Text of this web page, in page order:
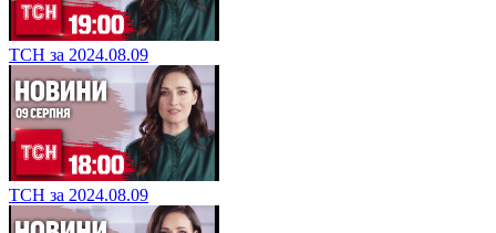
ТСН за 2024.08.09
ТСН за 2024.08.09